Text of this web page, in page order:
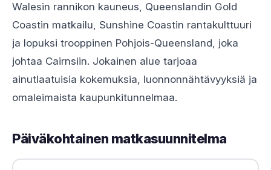
Walesin rannikon kauneus, Queenslandin Gold
Coastin matkailu, Sunshine Coastin rantakulttuuri
ja lopuksi trooppinen Pohjois-Queensland, joka
johtaa Cairnsiin. Jokainen alue tarjoaa
ainutlaatuisia kokemuksia, luonnonnähtävyyksiä ja
omaleimaista kaupunkitunnelmaa.
Päiväkohtainen matkasuunnitelma